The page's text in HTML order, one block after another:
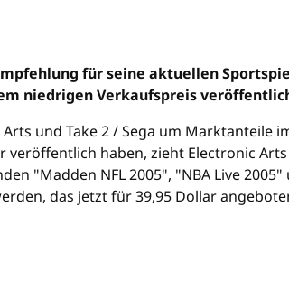
für seine aktuellen
niedrigen Verkaufspreis
und Take 2 / Sega um Marktanteile
veröffentlich haben, zieht Electronic
"Madden NFL 2005", "NBA Live
das jetzt für 39,95 Dollar